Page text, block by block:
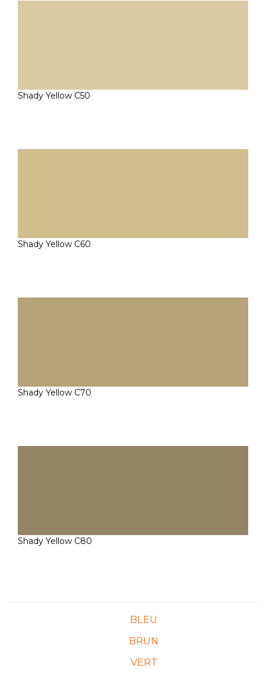
Shady Yellow C50
Shady Yellow C60
Shady Yellow C70
Shady Yellow C80
BLEU
BRUN
VERT